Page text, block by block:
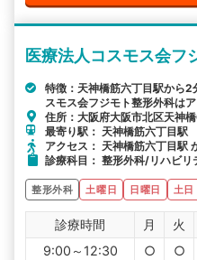
医療法人コスモス会フ
特徴：天神橋筋六丁目駅から
スモス会フジモト整形外科は
住所：大阪府大阪市北区天神
最寄り駅： 天神橋筋六丁目
アクセス： 天神橋筋六丁目駅
診療科目： 整形外科/リハビ
整形外科 土曜日 日曜日 土日
診療時間 月 火
9:00～12:30
○ ○